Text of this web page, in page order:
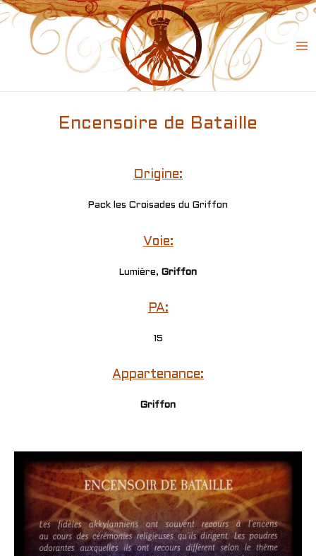
Skip
to
content
Encensoire de Bataille
Origine:
Pack les Croisades du Griffon
Voie:
Lumière, Griffon
PA:
15
Appartenance:
Griffon